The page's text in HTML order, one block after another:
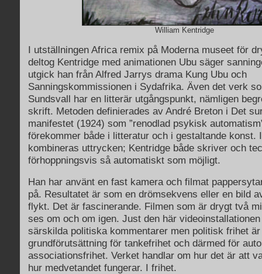
William Kentridge
I utställningen Africa remix på Moderna museet för
deltog Kentridge med animationen Ubu säger
utgick han från Alfred Jarrys drama Kung Ubu och
Sanningskommissionen i Sydafrika. Även det verk
Sundsvall har en litterär utgångspunkt, nämligen
skrift. Metoden definierades av André Breton i Det
manifestet (1924) som ”renodlad psykisk
förekommer både i litteratur och i gestaltande konst.
kombineras uttrycken; Kentridge både skriver och
förhoppningsvis så automatiskt som möjligt.
Han har använt en fast kamera och filmat
på. Resultatet är som en drömsekvens eller en bild
flykt. Det är fascinerande. Filmen som är drygt två
ses om och om igen. Just den här
särskilda politiska kommentarer men politisk frihet är
grundförutsättning för tankefrihet och därmed för
associationsfrihet. Verket handlar om hur det är att
hur medvetandet fungerar. I frihet.